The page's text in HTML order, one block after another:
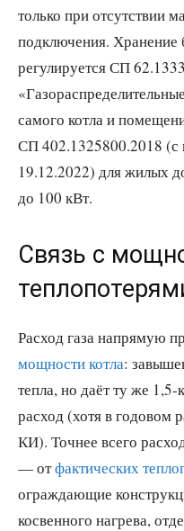
только при отсутствии
подключения. Хранение
регулируется СП
самого котла и
СП 402.1325800.2018
19.12.2022) для жилых
до 100 кВт.
Связь с
Расход газа напрямую
мощности котла:
тепла, но даёт ту же
расход (хотя в годовом
КИ). Точнее всего
— отфактических
ограждающие
косвенного нагрева,